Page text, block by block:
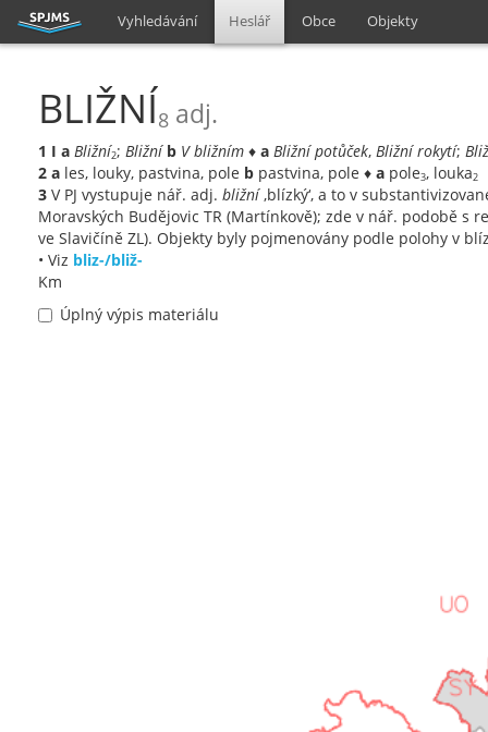
Vyhledávání Heslář Obce Objekty
BLIŽNÍ8 adj.
1 I a Bližní2; Bližní b V bližním ♦ a Bližní potůček, Bližní rokytí;
2 a les, louky, pastvina, pole b pastvina, pole ♦ a pole3, louka2
3 V PJ vystupuje nář. adj. bližní‚blízký‘, a to v
Moravských Budějovic TR (Martínkově); zde v nář. podobě s
ve Slavičíně ZL). Objekty byly pojmenovány podle polohy v
• Viz bliz-/bliž-
Km
Úplný výpis materiálu